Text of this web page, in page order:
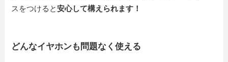
スをつけると安心して構えられます！
どんなイヤホンも問題なく使える